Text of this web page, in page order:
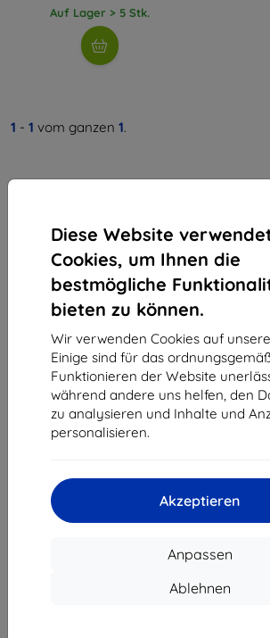
Diese Website
Cookies, um Ihnen die
bestmögliche
bieten zu können.
Wir verwenden Cookies auf
Einige sind für das
Funktionieren der Website
während andere uns helfen, den
zu analysieren und Inhalte und
personalisieren.
Akzeptieren
Anpassen
Ablehnen
Auf Lager > 5 Stk.
1 - 1 vom ganzen 1.
Shield-Sk s.r.o.
Ulica Rudolfa Mocka 3750/2A
841 04 Bratislava
Unternehmens-ID:46701494
USt-IdNr.:SK2023549671
info@top4mobile.eu